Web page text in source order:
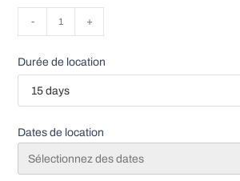
de
Booster
Chanvre
Geffen
- +
Durée de location
Dates de location